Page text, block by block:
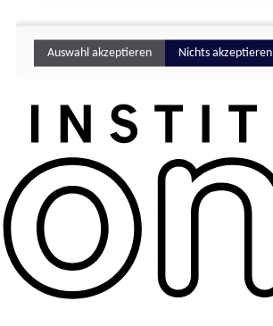
Auswahl akzeptieren Nichts akzeptieren